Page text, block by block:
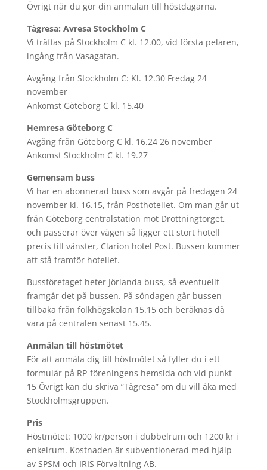
Övrigt när du gör din anmälan till höstdagarna.
Tågresa: Avresa Stockholm C
Vi träffas på Stockholm C kl. 12.00, vid första pelaren,
ingång från Vasagatan.
Avgång från Stockholm C: Kl. 12.30 Fredag 24
november
Ankomst Göteborg C kl. 15.40
Hemresa Göteborg C
Avgång från Göteborg C kl. 16.24 26 november
Ankomst Stockholm C kl. 19.27
Gemensam buss
Vi har en abonnerad buss som avgår på fredagen 24
november kl. 16.15, från Posthotellet. Om man går ut
från Göteborg centralstation mot Drottningtorget,
och passerar över vägen så ligger ett stort hotell
precis till vänster, Clarion hotel Post. Bussen kommer
att stå framför hotellet.
Bussföretaget heter Jörlanda buss, så eventuellt
framgår det på bussen. På söndagen går bussen
tillbaka från folkhögskolan 15.15 och beräknas då
vara på centralen senast 15.45.
Anmälan till höstmötet
För att anmäla dig till höstmötet så fyller du i ett
formulär på RP-föreningens hemsida och vid punkt
15 Övrigt kan du skriva ”Tågresa” om du vill åka med
Stockholmsgruppen.
Pris
Höstmötet: 1000 kr/person i dubbelrum och 1200 kr i
enkelrum. Kostnaden är subventionerad med hjälp
av SPSM och IRIS Förvaltning AB.